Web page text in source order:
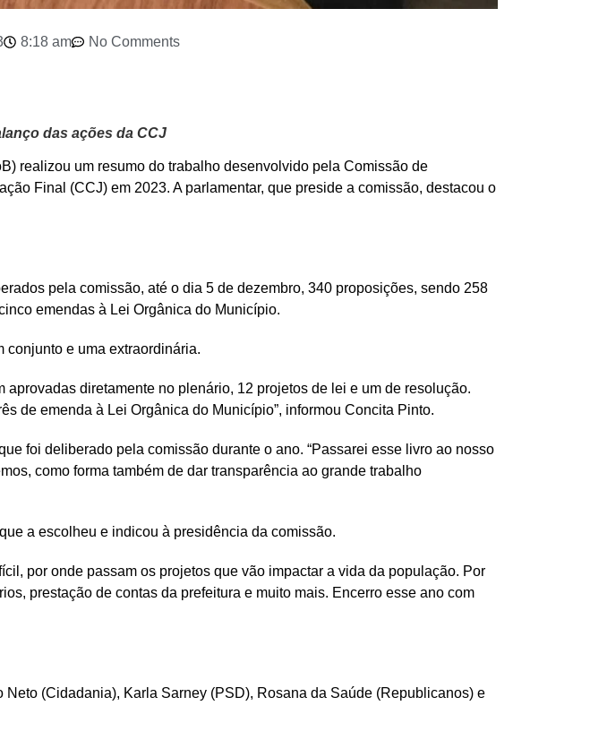
8:18 am No Comments
das ações da CCJ
realizou um resumo do trabalho desenvolvido pela Comissão de
Final (CCJ) em 2023. A parlamentar, que preside a comissão, destacou o
pela comissão, até o dia 5 de dezembro, 340 proposições, sendo 258
emendas à Lei Orgânica do Município.
conjunto e uma extraordinária.
diretamente no plenário, 12 projetos de lei e um de resolução.
de emenda à Lei Orgânica do Município”, informou Concita Pinto.
foi deliberado pela comissão durante o ano. “Passarei esse livro ao nosso
como forma também de dar transparência ao grande trabalho
a escolheu e indicou à presidência da comissão.
por onde passam os projetos que vão impactar a vida da população. Por
prestação de contas da prefeitura e muito mais. Encerro esse ano com
(Cidadania), Karla Sarney (PSD), Rosana da Saúde (Republicanos) e